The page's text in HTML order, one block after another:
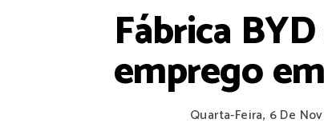
Fábrica
emprego
Quarta-Feira, 6 De